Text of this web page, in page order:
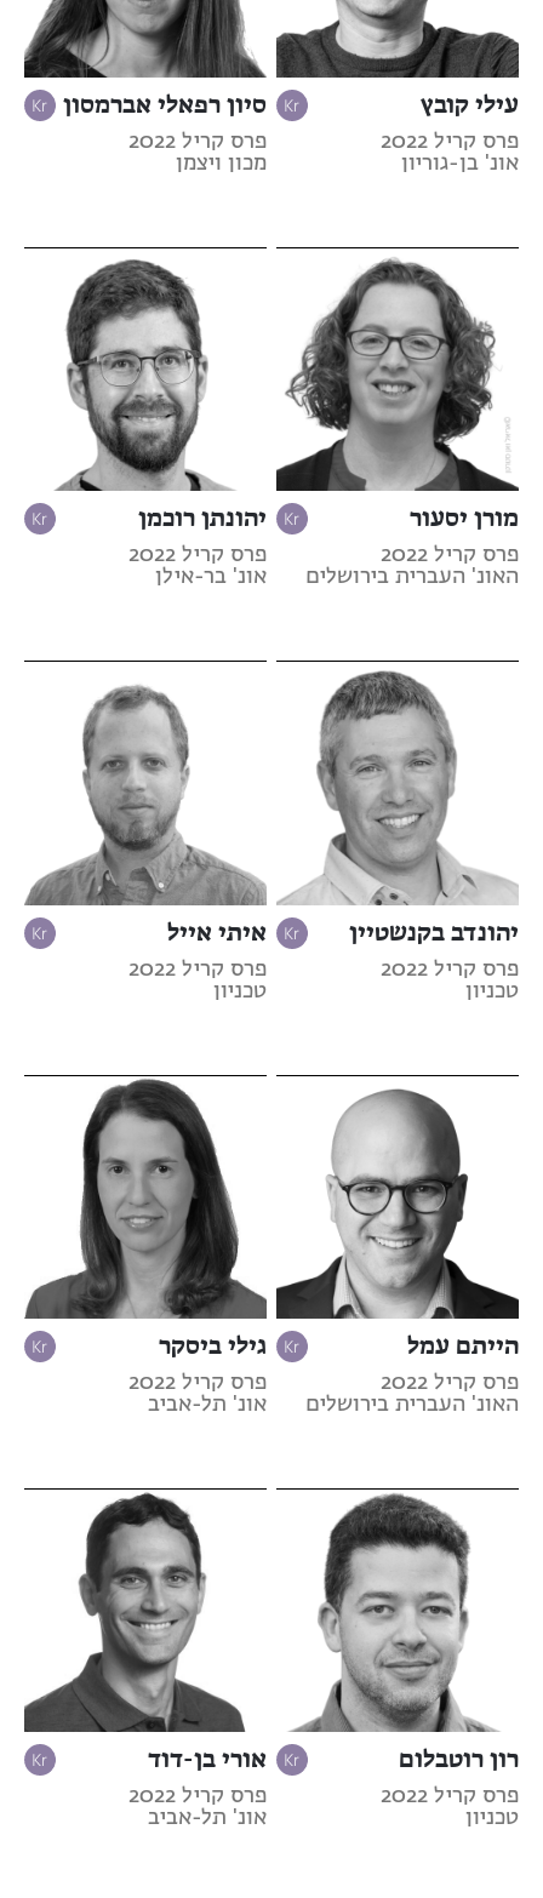
עילי קובץ
פרס קריל 2022
אונ' בן-גוריון
סיון רפאלי אברמסון
פרס קריל 2022
מכון ויצמן
מורן יסעור
פרס קריל 2022
האונ' העברית בירושלים
יהונתן רוכמן
פרס קריל 2022
אונ' בר-אילן
יהונדב בקנשטיין
פרס קריל 2022
טכניון
איתי אייל
פרס קריל 2022
טכניון
הייתם עמל
פרס קריל 2022
האונ' העברית בירושלים
גילי ביסקר
פרס קריל 2022
אונ' תל-אביב
רון רוטבלום
פרס קריל 2022
טכניון
אורי בן-דוד
פרס קריל 2022
אונ' תל-אביב